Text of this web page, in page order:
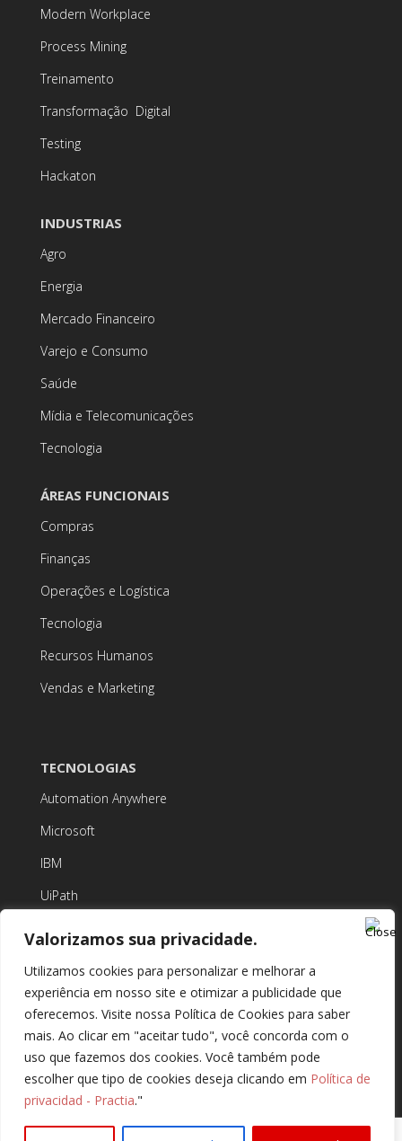
Valorizamos sua privacidade.
Utilizamos cookies para personalizar e melhorar a
experiência em nosso site e otimizar a publicidade que
oferecemos. Visite nossa Política de Cookies para saber
mais. Ao clicar em "aceitar tudo", você concorda com o
uso que fazemos dos cookies. Você também pode
escolher que tipo de cookies deseja clicando em Política de
privacidad - Practia."
Modern Workplace
Process Mining
Treinamento
Transformação Digital
Testing
Hackaton
INDUSTRIAS
Agro
Energia
Mercado Financeiro
Varejo e Consumo
Saúde
Mídia e Telecomunicações
Tecnologia
ÁREAS FUNCIONAIS
Compras
Finanças
Operações e Logística
Tecnologia
Recursos Humanos
Vendas e Marketing
TECNOLOGIAS
Automation Anywhere
Microsoft
IBM
UiPath
SOBRE A PRACTIA
Política de Privacidade
Central de Privacidade
Termos de Uso